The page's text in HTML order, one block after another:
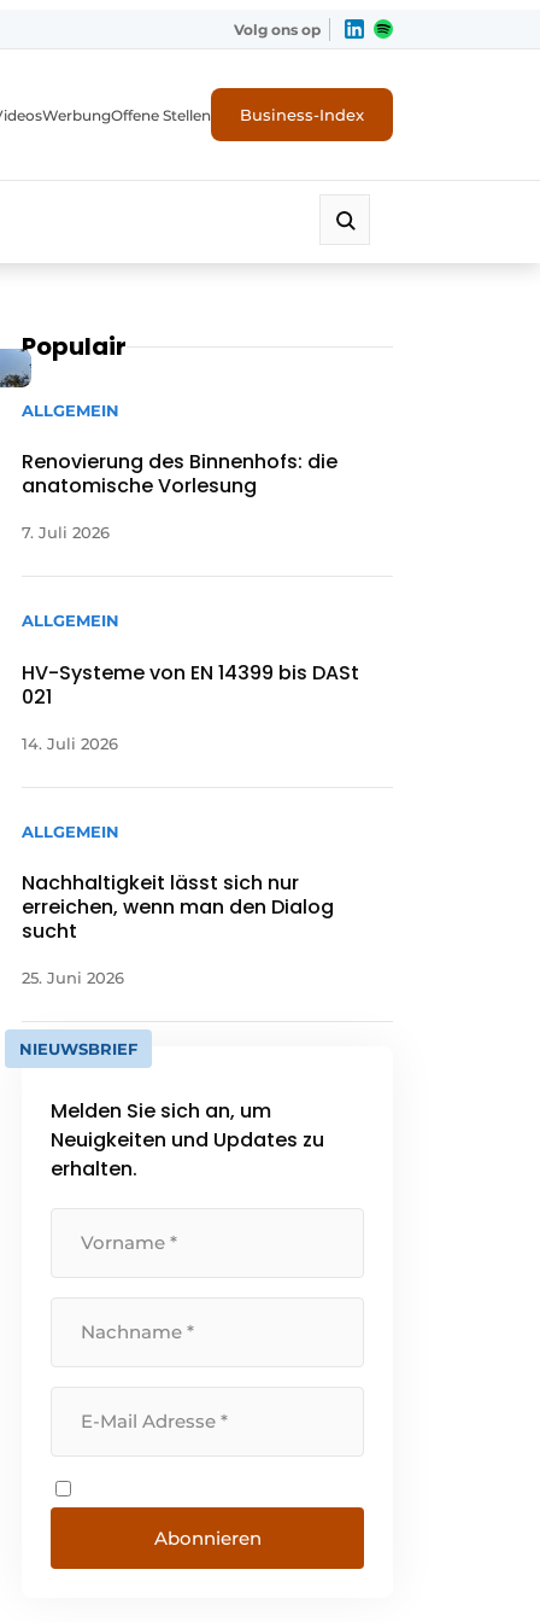
Volg ons op
WerbungOffene Stellen Business-Index
Populair
ALLGEMEIN
Renovierung des Binnenhofs: die
anatomische Vorlesung
7. Juli 2026
ALLGEMEIN
HV-Systeme von EN 14399 bis DASt
021
14. Juli 2026
ALLGEMEIN
Nachhaltigkeit lässt sich nur
erreichen, wenn man den Dialog
sucht
25. Juni 2026
NIEUWSBRIEF
Melden Sie sich an, um
Neuigkeiten und Updates zu
erhalten.
Abonnieren